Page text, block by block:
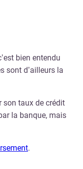
bien entendu
sont d’ailleurs la
son taux de crédit
la banque, mais
.